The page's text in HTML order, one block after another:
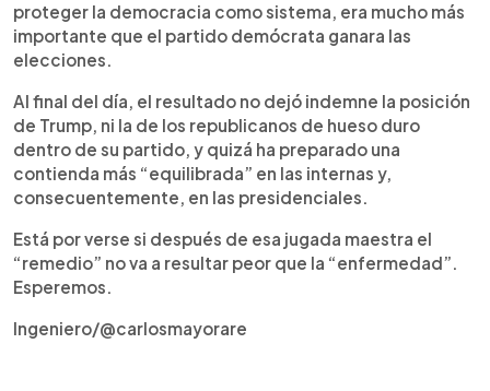
proteger la democracia como sistema, era mucho más
importante que el partido demócrata ganara las
elecciones.
Al final del día, el resultado no dejó indemne la posición
de Trump, ni la de los republicanos de hueso duro
dentro de su partido, y quizá ha preparado una
contienda más “equilibrada” en las internas y,
consecuentemente, en las presidenciales.
Está por verse si después de esa jugada maestra el
“remedio” no va a resultar peor que la “enfermedad”.
Esperemos.
Ingeniero/@carlosmayorare